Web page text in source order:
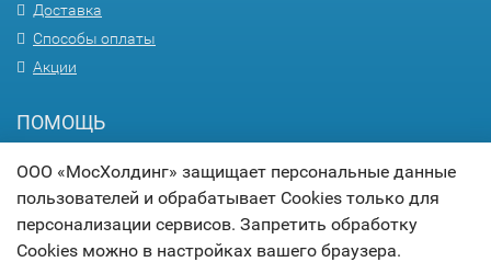
Доставка
Способы оплаты
Акции
ПОМОЩЬ
Вопрос-ответ
Гарантия
Статьи
Карта сайта
ООО «МосХолдинг» защищает персональные данные
пользователей и обрабатывает Cookies только для
персонализации сервисов. Запретить обработку
Cookies можно в настройках вашего браузера.